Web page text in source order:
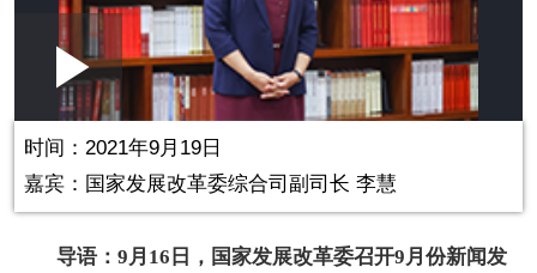
Play
Video
Play
in-
Picture
0:00
时间：2021年9月19日
嘉宾：国家发展改革委综合司副司长 李慧
导语：9月16日，国家发展改革委召开9月份新闻发